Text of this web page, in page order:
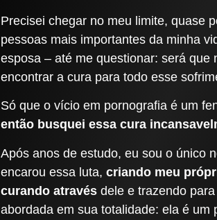
Precisei chegar no meu limite, quase
pessoas mais importantes da minha
esposa – até me questionar: será que
encontrar a cura para todo esse
Só que o vício em pornografia é um
então busquei essa cura
Após anos de estudo, eu sou o único
encarou essa luta, criando meu
curando através dele e trazendo
abordada em sua totalidade: ela é um